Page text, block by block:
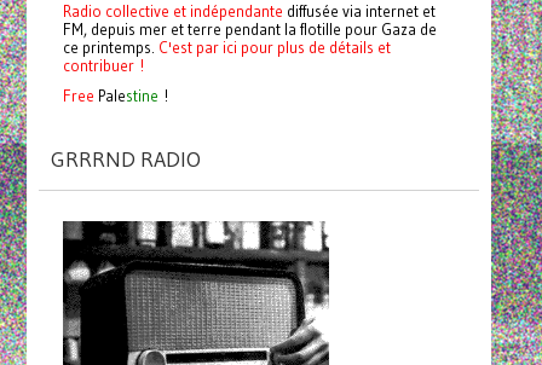
Radio collective et indépendante diffusée via internet et
FM, depuis mer et terre pendant la flotille pour Gaza de
ce printemps. C'est par ici pour plus de détails et
contribuer !
Free Palestine !
GRRRND RADIO